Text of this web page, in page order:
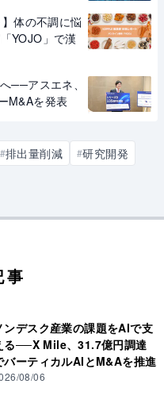
体の不調に悩
YOJO」で漢
──アスエネ、
M&Aを発表
#排出量削減 #研究開発
事
ンデスク産業の課題をAIで支
る──X Mile、31.7億円調達
バーティカルAIとM&Aを推進
08/06